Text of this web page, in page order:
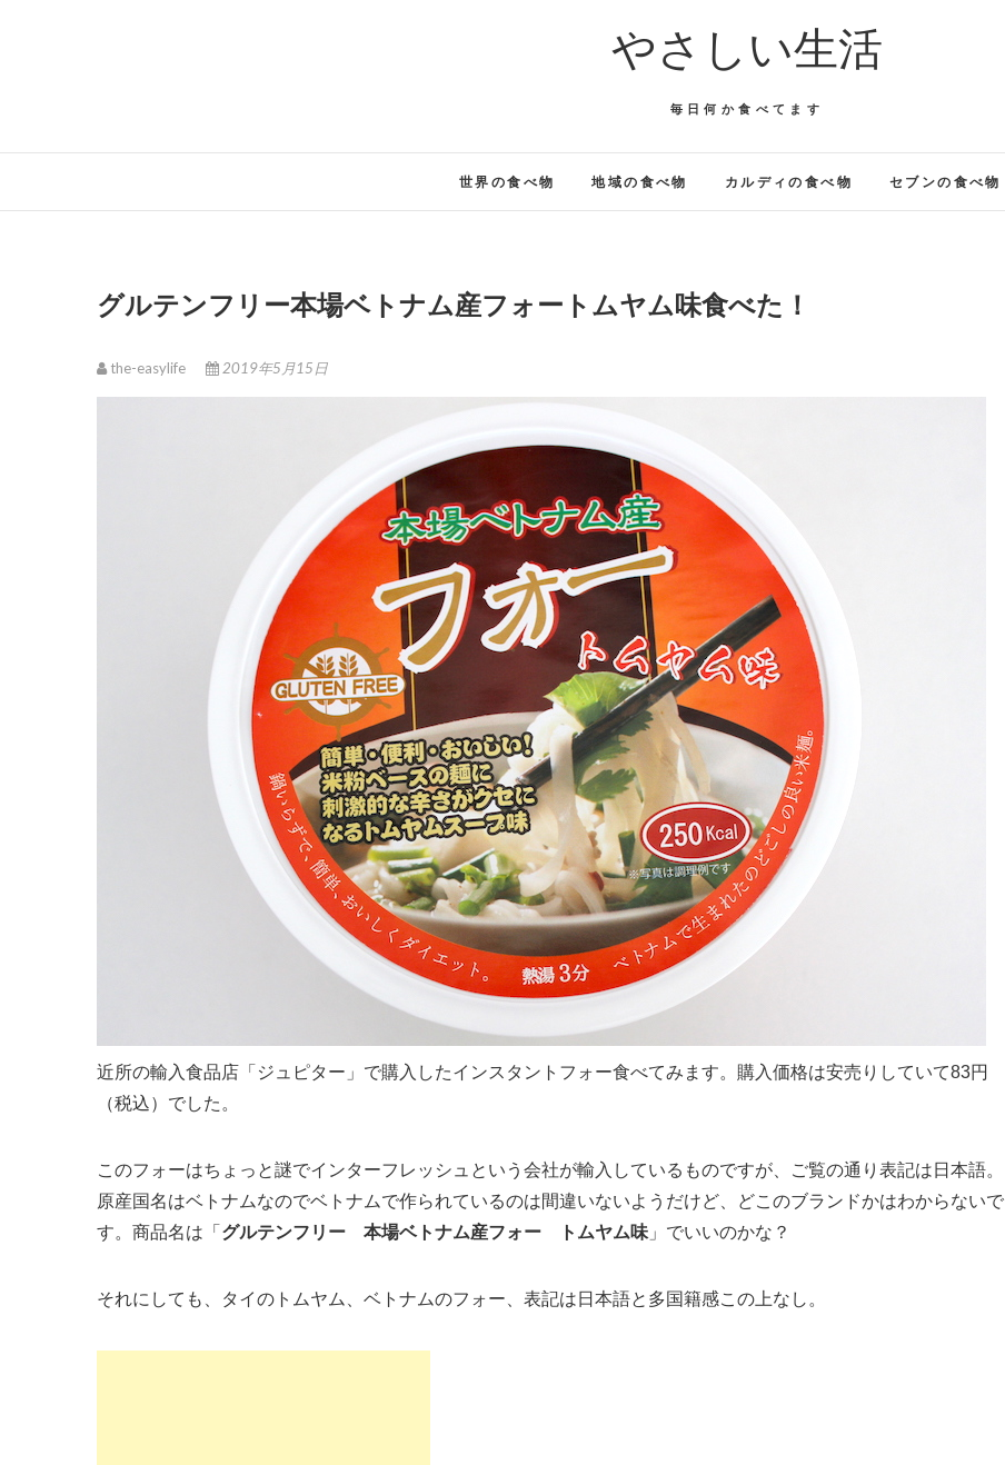
やさしい生活
毎日何か食べてます
世界の食べ物 地域の食べ物 カルディの食べ物 セブンの食べ物
グルテンフリー本場ベトナム産フォートムヤム味食べた！
the-easylife 2019年5月15日
近所の輸入食品店「ジュピター」で購入したインスタントフォー食べてみます。購入価格は安売りしていて83円
（税込）でした。
このフォーはちょっと謎でインターフレッシュという会社が輸入しているものですが、ご覧の通り表記は日本語。
原産国名はベトナムなのでベトナムで作られているのは間違いないようだけど、どこのブランドかはわからないで
す。商品名は「 グルテンフリー 本場ベトナム産フォー トムヤム味 」でいいのかな？
それにしても、タイのトムヤム、ベトナムのフォー、表記は日本語と多国籍感この上なし。